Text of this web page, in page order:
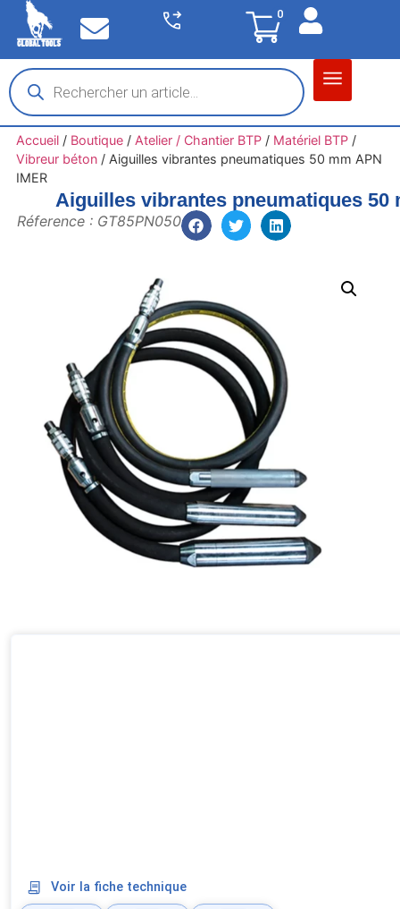
0
Accueil/ Boutique/ Atelier / Chantier BTP/ Matériel BTP/
Vibreur béton/ Aiguilles vibrantes pneumatiques 50 mm APN
IMER
Aiguilles vibrantes pneumatiques 50
Réference : GT85PN050
Voir la fiche technique